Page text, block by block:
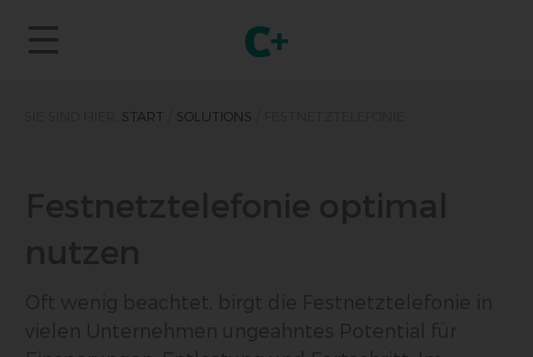
START SOLUTIONS